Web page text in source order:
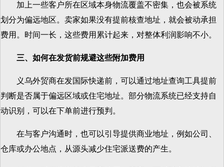
加上一些客户所在区域本身物流覆盖不密集，也会被系统
划分为偏远地区。卖家如果没有提前核查地址，就会被动承担
费用。时间一长，这些费用累计起来，对整体利润影响不小。
三、如何在发货前规避这些附加费用
义乌外贸商在发国际快递前，可以通过地址查询工具提前
判断是否属于偏远区域或住宅地址。部分物流系统已经支持自
动识别，可以在下单前进行预判。
在与客户沟通时，也可以引导提供商业地址，例如公司、
仓库或办公地点，从源头减少住宅派送费的产生。